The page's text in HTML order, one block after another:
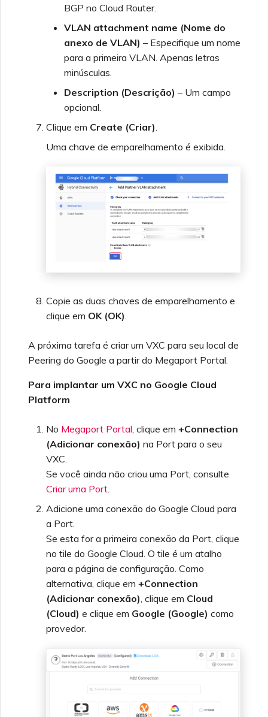
BGP no Cloud Router.
VLAN attachment name (Nome do
anexo de VLAN) – Especifique um nome
para a primeira VLAN. Apenas letras
minúsculas.
Description (Descrição) – Um campo
opcional.
Clique em Create (Criar).
Uma chave de emparelhamento é exibida.
Copie as duas chaves de emparelhamento e
clique em OK (OK)
A próxima tarefa é criar um VXC para seu local de
Peering do Google a partir do Megaport Portal.
Para implantar um VXC no Google Cloud
Platform
No Megaport Portal , clique em +Connection
(Adicionar conexão) na Port para o seu
VXC.
Se você ainda não criou uma Port, consulte
Criar uma Port
Adicione uma conexão do Google Cloud para
a Port.
Se esta for a primeira conexão da Port, clique
no tile do Google Cloud. O tile é um atalho
para a página de configuração. Como
alternativa, clique em +Connection
(Adicionar conexão) , clique em Cloud
(Cloud) e clique em Google (Google) como
provedor.